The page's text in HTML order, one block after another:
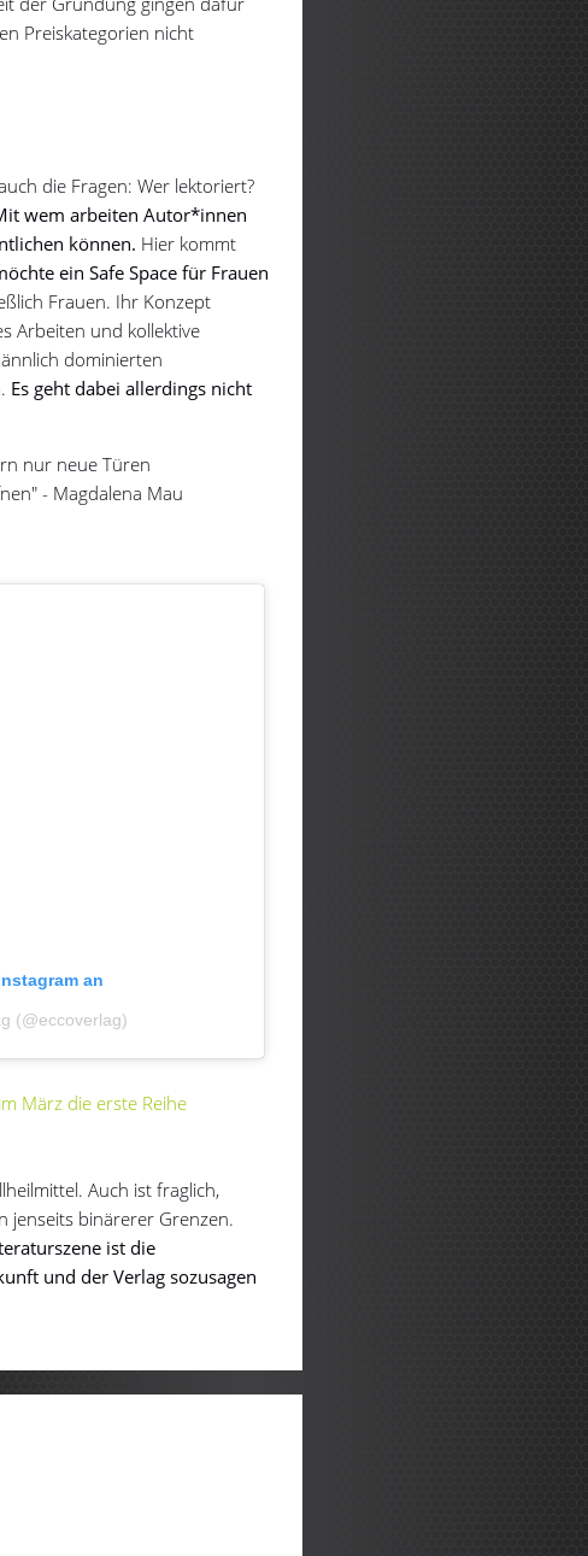
Preiskategorien nicht
die Fragen: Wer lektoriert?
wem arbeiten Autor*innen
können. Hier kommt
ein Safe Space für Frauen
Frauen. Ihr Konzept
Arbeiten und kollektive
dominierten
Es geht dabei allerdings nicht
nur neue Türen
- Magdalena Mau
an
(@eccoverlag)
März die erste Reihe
Auch ist fraglich,
jenseits binärerer Grenzen.
ist die
und der Verlag sozusagen